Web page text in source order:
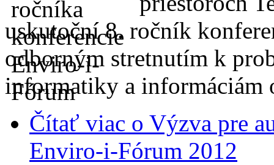
uskutoční 8. ročník
odborným stretnutím k
informatiky a informáciám
Čítať viac o Výzva pre
Enviro-i-Fórum 2012